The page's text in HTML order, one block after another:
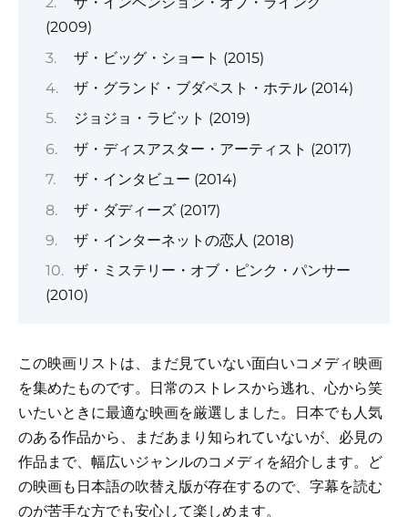
(2009)
ザ・ビッグ・ショート (2015)
ザ・グランド・ブダペスト・ホテル (2014)
ジョジョ・ラビット (2019)
ザ・ディスアスター・アーティスト (2017)
ザ・インタビュー (2014)
ザ・ダディーズ (2017)
ザ・インターネットの恋人 (2018)
ザ・ミステリー・オブ・ピンク・パンサー
(2010)
この映画リストは、まだ見ていない面白いコメディ映画
を集めたものです。日常のストレスから逃れ、心から笑
いたいときに最適な映画を厳選しました。日本でも人気
のある作品から、まだあまり知られていないが、必見の
作品まで、幅広いジャンルのコメディを紹介します。ど
の映画も日本語の吹替え版が存在するので、字幕を読む
のが苦手な方でも安心して楽しめます。